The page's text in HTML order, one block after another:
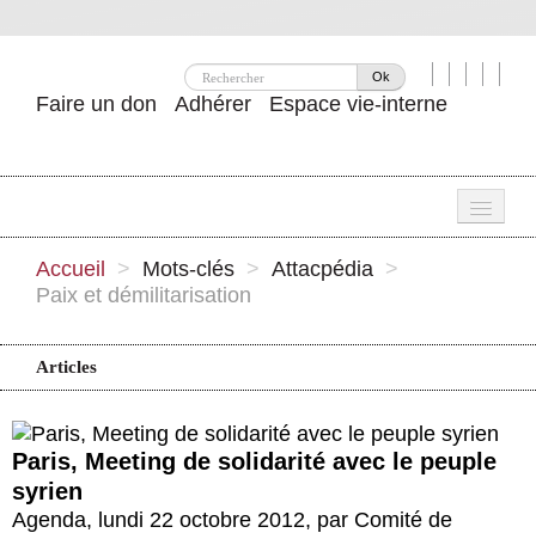
Ok
Faire un don Adhérer Espace vie-interne
Attac ?
Nos idées
Se mobiliser
Publications
Agenda
Accueil > Mots-clés > Attacpédia >
Paix et démilitarisation
Articles
Paris, Meeting de solidarité avec le peuple
syrien
Agenda, lundi 22 octobre 2012, par Comité de